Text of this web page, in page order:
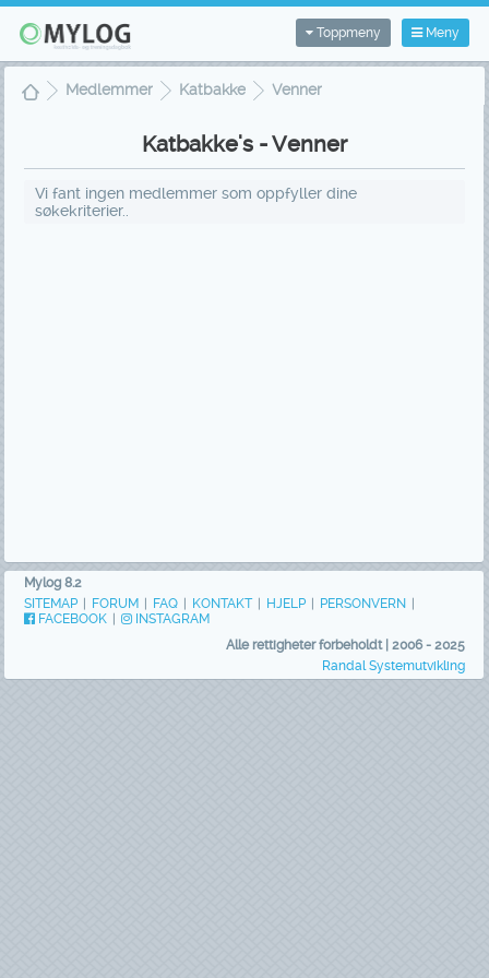
Meny
Toppmeny
Medlemmer Katbakke Venner
Katbakke's - Venner
Vi fant ingen medlemmer som oppfyller dine
søkekriterier..
Mylog 8.2
SITEMAP
FORUM FAQ KONTAKT HJELP PERSONVERN
FACEBOOK
INSTAGRAM
Alle rettigheter forbeholdt | 2006 - 2025
Randal Systemutvikling